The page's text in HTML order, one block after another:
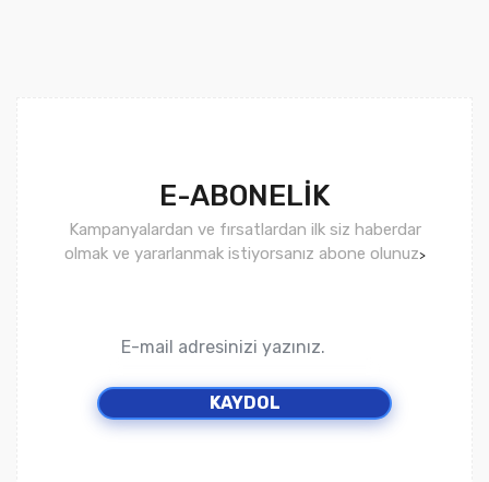
E-ABONELİK
Kampanyalardan ve fırsatlardan ilk siz haberdar
olmak ve yararlanmak istiyorsanız abone olunuz>
KAYDOL